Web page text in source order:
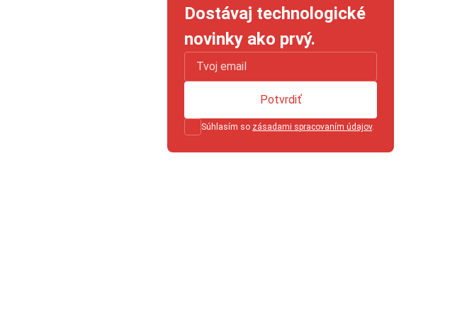
Dostávaj technologické
novinky ako prvý.
Súhlasím so zásadami spracovaním údajov.
Potvrdiť